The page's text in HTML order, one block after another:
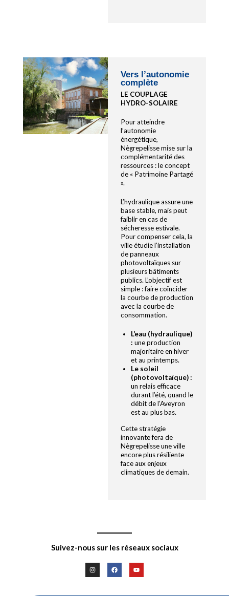
Vers l’autonomie
complète
LE COUPLAGE
HYDRO-SOLAIRE
Pour atteindre
l’autonomie
énergétique,
Nègrepelisse mise sur la
complémentarité des
ressources : le concept
de « Patrimoine Partagé
».
L’hydraulique assure une
base stable, mais peut
faiblir en cas de
sécheresse estivale.
Pour compenser cela, la
ville étudie l’installation
de panneaux
photovoltaïques sur
plusieurs bâtiments
publics. L’objectif est
simple : faire coïncider
la courbe de production
avec la courbe de
consommation.
L’eau (hydraulique)
: une production
majoritaire en hiver
et au printemps.
Le soleil
(photovoltaïque) :
un relais efficace
durant l’été, quand le
débit de l’Aveyron
est au plus bas.
Cette stratégie
innovante fera de
Nègrepelisse une ville
encore plus résiliente
face aux enjeux
climatiques de demain.
Suivez-nous sur les réseaux sociaux